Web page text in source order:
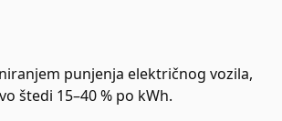
punjenja električnog vozila,
štedi 15–40 % po kWh.